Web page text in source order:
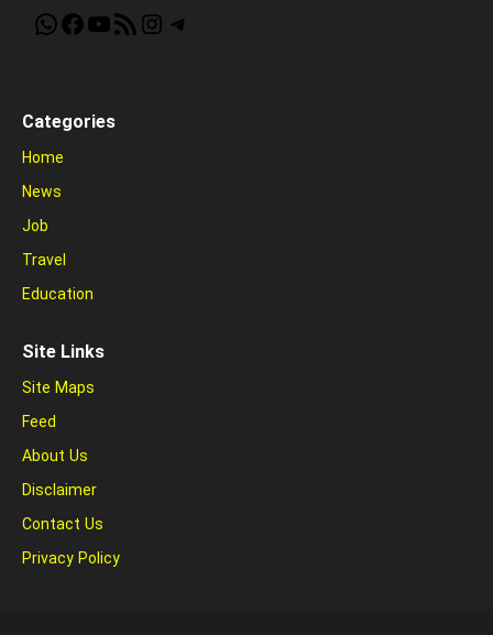
WhatsApp
Facebook
YouTube
RSS FeedInstagram
Telegram
Categories
Home
News
Job
Travel
Education
Site Links
Site Maps
Feed
About Us
Disclaimer
Contact Us
Privacy Policy